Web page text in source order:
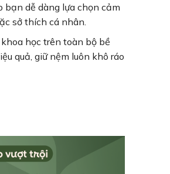
bạn dễ dàng lựa chọn cảm
sở thích cá nhân.
học trên toàn bộ bề
quả, giữ nệm luôn khô ráo